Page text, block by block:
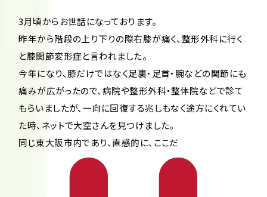
3月頃からお世話になっております。
昨年から階段の上り下りの際右膝が痛く、整形外科に行く
と膝関節変形症と言われました。
今年になり、膝だけではなく足裏・足首・腕などの関節にも
痛みが広がったので、病院や整形外科・整体院などで診て
もらいましたが、一向に回復する兆しもなく途方にくれてい
た時、ネットで大空さんを見つけました。
同じ東大阪市内であり、直感的に、ここだ